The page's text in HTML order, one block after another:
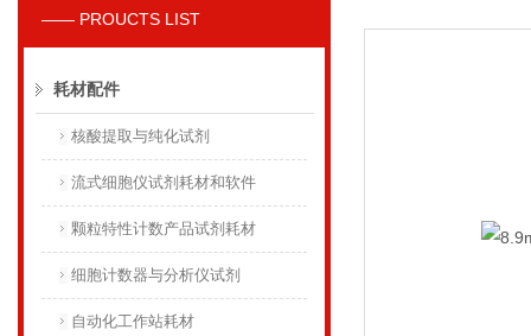
贝克曼库尔特国际贸易（上海）有限公司
—— PROUCTS LIST
耗材配件
核酸提取与纯化试剂
流式细胞仪试剂耗材和软件
颗粒特性计数产品试剂耗材
细胞计数器与分析仪试剂
自动化工作站耗材